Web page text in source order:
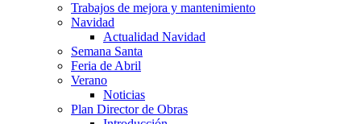
Trabajos de mejora y mantenimiento
Navidad
Actualidad Navidad
Semana Santa
Feria de Abril
Verano
Noticias
Plan Director de Obras